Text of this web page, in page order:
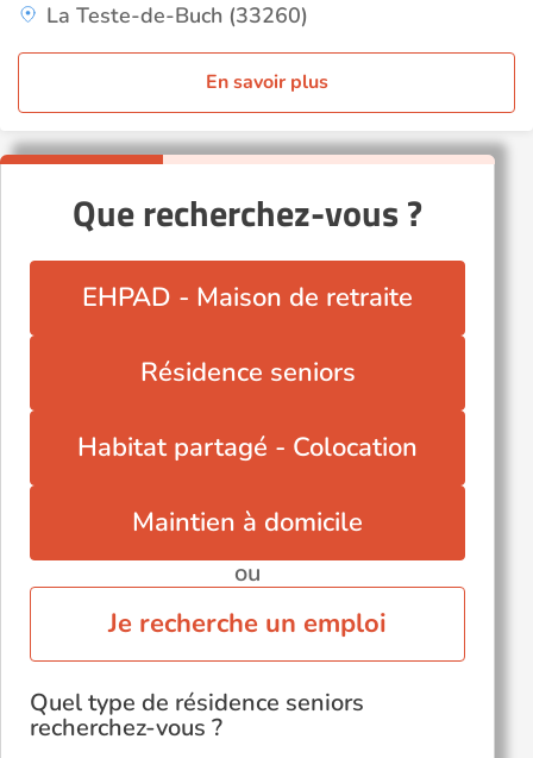
La Teste-de-Buch (33260)
En savoir plus
Que recherchez-vous ?
EHPAD - Maison de retraite
Résidence seniors
Habitat partagé - Colocation
Maintien à domicile
ou
Je recherche un emploi
Quel type de résidence seniors
recherchez-vous ?